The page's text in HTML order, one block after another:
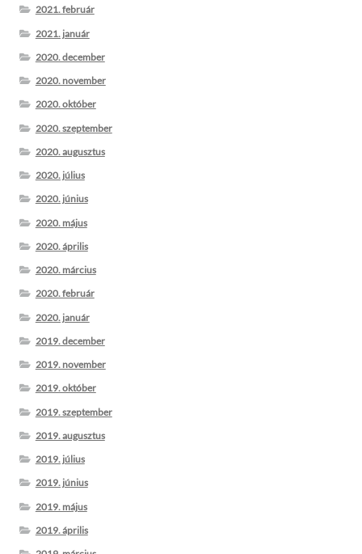
2021. február
2021. január
2020. december
2020. november
2020. október
2020. szeptember
2020. augusztus
2020. július
2020. június
2020. május
2020. április
2020. március
2020. február
2020. január
2019. december
2019. november
2019. október
2019. szeptember
2019. augusztus
2019. július
2019. június
2019. május
2019. április